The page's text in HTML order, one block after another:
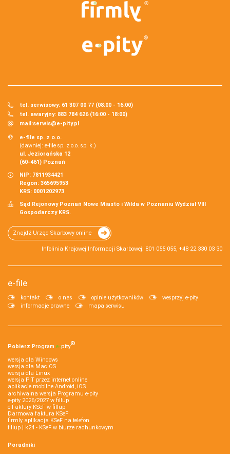
tel. serwisowy: 61 307 00 77 (08:00 - 16:00)
tel. awaryjny: 883 784 626 (16:00 - 18:00)
mail:serwis@e-pity.pl
e-file sp. z o.o.
(dawniej: e-file sp. z o.o. sp. k.)
ul. Jeziorańska 12
(60-461) Poznań
NIP: 7811934421
Regon: 365695953
KRS: 0001202973
Sąd Rejonowy Poznań Nowe Miasto i Wilda w Poznaniu Wydział VIII
Gospodarczy KRS.
Znajdź Urząd Skarbowy online
Infolinia Krajowej Informacji Skarbowej: 801 055 055, +48 22 330 03 30
e-file
kontakt o nas opinie użytkowników
wesprzyj e-pity
informacje prawne
mapa serwisu
Pobierz Program e‑pity®
wersja dla Windows
wersja dla Mac OS
wersja dla Linux
wersja PIT przez internet online
aplikacje mobilne Android, iOS
archiwalna wersja Programu e-pity
e-pity 2026/2027 w fillup
e‑Faktury KSeF w fillup
Darmowa faktura KSeF
firmly aplikacja KSeF na telefon
fillup | k24 - KSeF w biurze rachunkowym
Poradniki